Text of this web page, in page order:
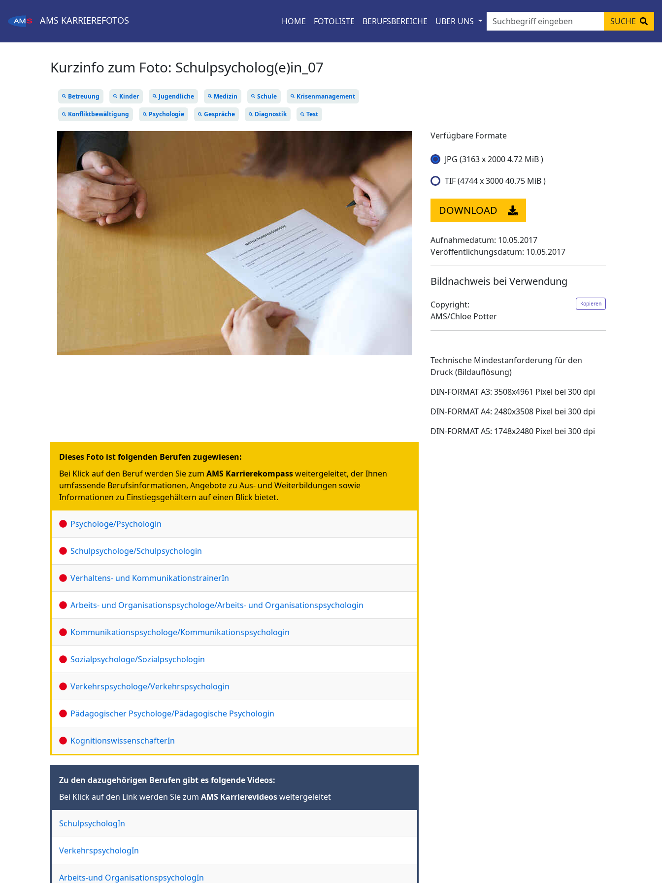
AMS KARRIEREFOTOS HOME FOTOLISTE BERUFSBEREICHE ÜBER UNS SUCHE
Kurzinfo zum Foto: Schulpsycholog(e)in_07
Betreuung Kinder Jugendliche Medizin Schule Krisenmanagement
Konfliktbewältigung Psychologie Gespräche Diagnostik Test
Verfügbare Formate
JPG (3163 x 2000 4.72 MiB )
TIF (4744 x 3000 40.75 MiB )
DOWNLOAD
Aufnahmedatum: 10.05.2017
Veröffentlichungsdatum: 10.05.2017
Bildnachweis bei Verwendung
Copyright: Kopieren
AMS/Chloe Potter
Technische Mindestanforderung für den
Druck (Bildauflösung)
DIN-FORMAT A3: 3508x4961 Pixel bei 300 dpi
DIN-FORMAT A4: 2480x3508 Pixel bei 300 dpi
DIN-FORMAT A5: 1748x2480 Pixel bei 300 dpi
Dieses Foto ist folgenden Berufen zugewiesen:
Bei Klick auf den Beruf werden Sie zum AMS Karrierekompassweitergeleitet, der Ihnen
umfassende Berufsinformationen, Angebote zu Aus- und Weiterbildungen sowie
Informationen zu Einstiegsgehältern auf einen Blick bietet.
Psychologe/Psychologin
Schulpsychologe/Schulpsychologin
Verhaltens- und KommunikationstrainerIn
Arbeits- und Organisationspsychologe/Arbeits- und Organisationspsychologin
Kommunikationspsychologe/Kommunikationspsychologin
Sozialpsychologe/Sozialpsychologin
Verkehrspsychologe/Verkehrspsychologin
Pädagogischer Psychologe/Pädagogische Psychologin
KognitionswissenschafterIn
Zu den dazugehörigen Berufen gibt es folgende Videos:
Bei Klick auf den Link werden Sie zum AMS Karrierevideosweitergeleitet
SchulpsychologIn
VerkehrspsychologIn
Arbeits-und OrganisationspsychologIn